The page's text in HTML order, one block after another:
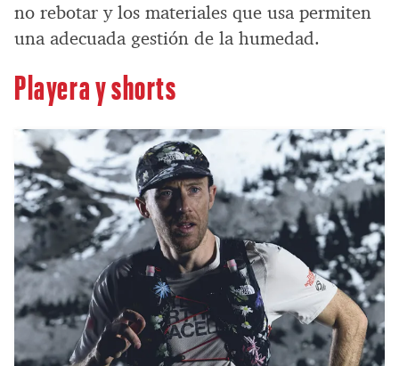
no rebotar y los materiales que usa permiten
una adecuada gestión de la humedad.
Playera y shorts